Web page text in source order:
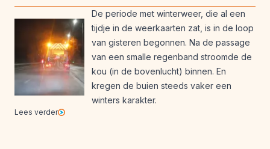
De periode met winterweer, die al een
tijdje in de weerkaarten zat, is in de loop
van gisteren begonnen. Na de passage
van een smalle regenband stroomde de
kou (in de bovenlucht) binnen. En
kregen de buien steeds vaker een
winters karakter.
Lees verder